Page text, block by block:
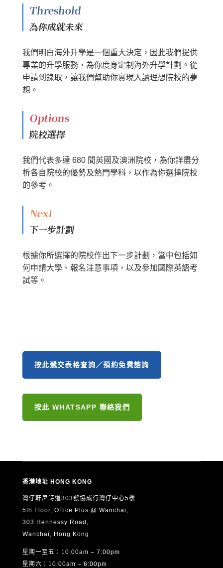
Threshold
為你成就未來
我們明白海外升學是一個重大決定，因此我們提供
專業的升學服務，為你度身定制海外升學計劃。從
申請到錄取，讓我們幫助你實現入讀理想院校的夢
想。
Options
院校選擇
我們代表多達 680 間英國及澳洲院校，為你詳盡分
析各自院校的優勢及熱門學科，以作為你選擇院校
的參考。
Next
下一步計劃
根據你所選擇的院校作出下一步計劃，當中包括如
何申請大學、報名注意事項，以及參加國際英語考
試等。
按此遞交表格查詢／預約免費諮詢
按此 WHATSAPP 聯絡我們
香港地址 HONG KONG
灣仔軒尼詩道303號協成行灣仔中心5樓
5th Floor, Office Plus @ Wanchai,
303 Hennessy Road,
Wanchai, Hong Kong
星期一至五：10:00am – 7:00pm
星期六：10:00am – 6:00pm